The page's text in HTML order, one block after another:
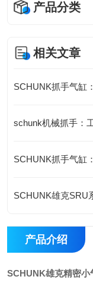
产品分类
相关文章
SCHUNK抓手气缸
schunk机械抓手：
SCHUNK抓手气缸
SCHUNK雄克SRU
产品介绍
SCHUNK雄克精密小